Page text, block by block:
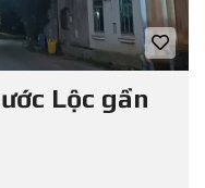
Lộc gần